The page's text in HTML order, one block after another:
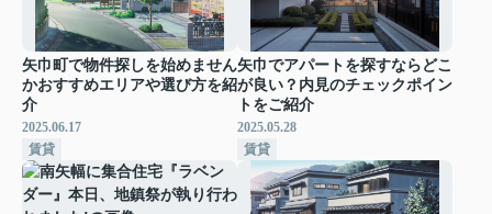
矢巾町で物件探しを始めません
かおすすめエリアや選び方を紹
介
2025.06.17
賃貸
矢巾でアパートを探すならどこ
が良い？内見のチェックポイン
トをご紹介
2025.05.28
賃貸